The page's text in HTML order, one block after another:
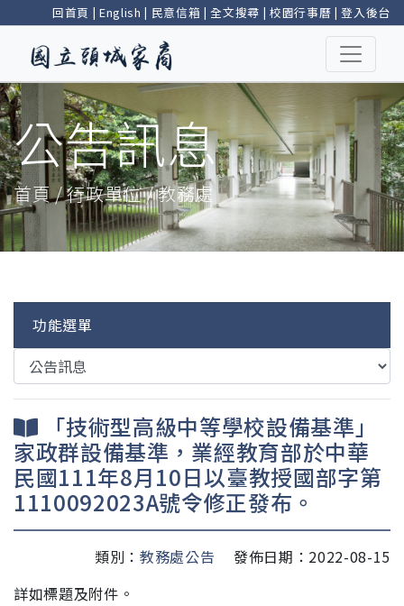
回首頁 | English | 民意信箱 |全文搜尋 | 校園行事曆 |登入後台
公告訊息
首頁 / 行政單位 / 教務處
功能選單
「技術型高級中等學校設備基準」
家政群設備基準，業經教育部於中華
民國111年8月10日以臺教授國部字第
1110092023A號令修正發布。
類別： 教務處公告
發佈日期：2022-08-15
詳如標題及附件。